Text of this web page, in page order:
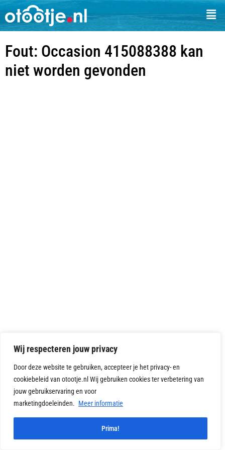
Wij respecteren jouw privacy
Door deze website te gebruiken, accepteer je het privacy- en
cookiebeleid van otootje.nl Wij gebruiken cookies ter verbetering van
jouw gebruikservaring en voor
marketingdoeleinden. Meer informatie
Prima!
Fout: Occasion 415088388 kan
niet worden gevonden